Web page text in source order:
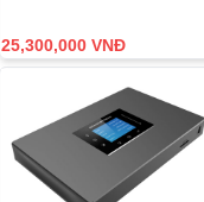
25,300,000 VNĐ